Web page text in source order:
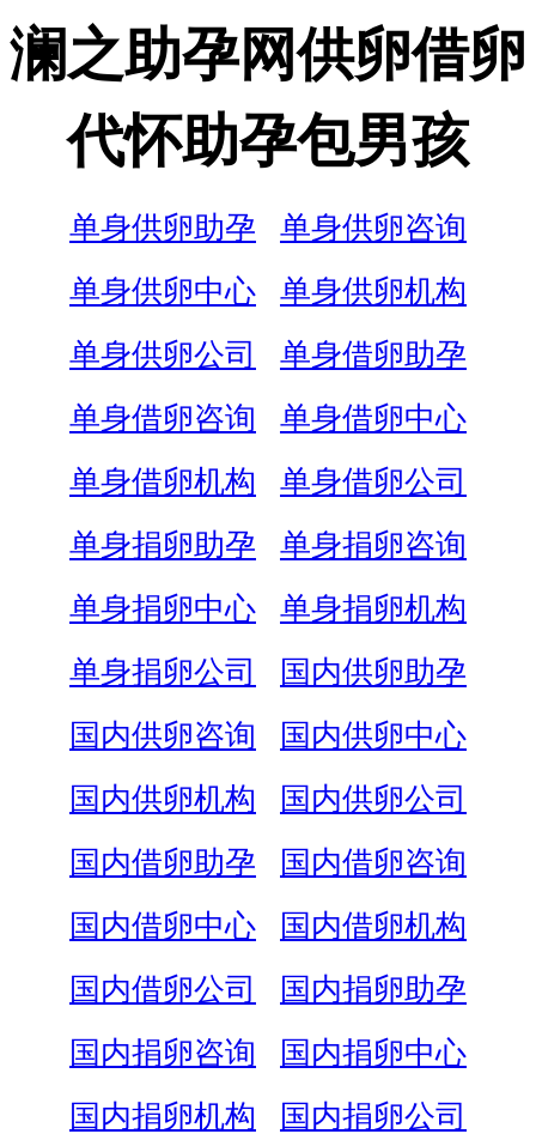
澜之助孕网供卵借卵
代怀助孕包男孩
单身供卵助孕
单身供卵咨询
单身供卵中心
单身供卵机构
单身供卵公司
单身借卵助孕
单身借卵咨询
单身借卵中心
单身借卵机构
单身借卵公司
单身捐卵助孕
单身捐卵咨询
单身捐卵中心
单身捐卵机构
单身捐卵公司
国内供卵助孕
国内供卵咨询
国内供卵中心
国内供卵机构
国内供卵公司
国内借卵助孕
国内借卵咨询
国内借卵中心
国内借卵机构
国内借卵公司
国内捐卵助孕
国内捐卵咨询
国内捐卵中心
国内捐卵机构
国内捐卵公司